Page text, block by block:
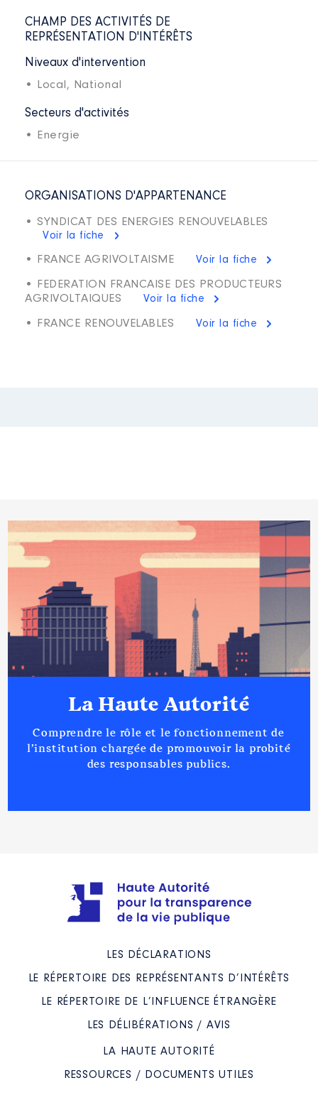
CHAMP DES ACTIVITÉS DE
REPRÉSENTATION D'INTÉRÊTS
Niveaux d'intervention
• Local, National
Secteurs d'activités
• Energie
ORGANISATIONS D'APPARTENANCE
• SYNDICAT DES ENERGIES RENOUVELABLES
Voir la fiche
• FRANCE AGRIVOLTAISME Voir la fiche
• FEDERATION FRANCAISE DES PRODUCTEURS
AGRIVOLTAIQUES
Voir la fiche
• FRANCE RENOUVELABLES Voir la fiche
La Haute Autorité
Comprendre le rôle et le fonctionnement de
l’institution chargée de promouvoir la probité
des responsables publics.
LES DÉCLARATIONS
LE RÉPERTOIRE DES REPRÉSENTANTS D’INTÉRÊTS
LE RÉPERTOIRE DE L’INFLUENCE ÉTRANGÈRE
LES DÉLIBÉRATIONS / AVIS
LA HAUTE AUTORITÉ
RESSOURCES / DOCUMENTS UTILES